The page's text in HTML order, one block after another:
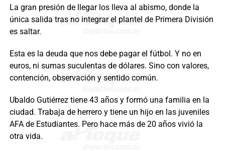
La gran presión de llegar los lleva al abismo, donde la
única salida tras no integrar el plantel de Primera División
es saltar.
Esta es la deuda que nos debe pagar el fútbol. Y no en
euros, ni sumas suculentas de dólares. Sino con valores,
contención, observación y sentido común.
Ubaldo Gutiérrez tiene 43 años y formó una familia en la
ciudad. Trabaja de herrero y tiene un hijo en las juveniles
AFA de Estudiantes. Pero hace más de 20 años vivió la
otra vida.